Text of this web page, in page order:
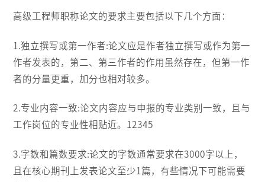
高级工程师职称论文的要求主要包括以下几个方面：
1.独立撰写或第一作者:论文应是作者独立撰写或作为第一
作者发表的，第二、第三作者的作用虽然存在，但第一作
者的分量更重，加分也相对较多。
2.专业内容一致:论文内容应与申报的专业类别一致，且与
工作岗位的专业性相贴近。12345
3.字数和篇数要求:论文的字数通常要求在3000字以上，
且在核心期刊上发表论文至少1篇，有些情况下可能需要